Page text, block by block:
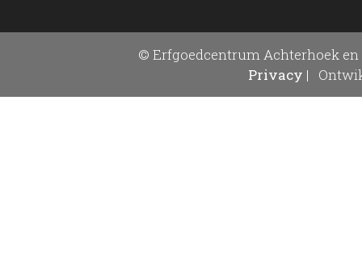
© Erfgoedcentrum Achterhoek en
Privacy |